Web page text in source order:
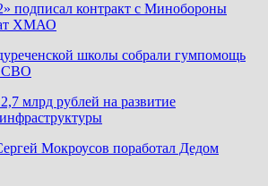
подписал контракт с Минобороны
ХМАО
школы собрали гумпомощь
СВО
млрд рублей на развитие
Мокроусов поработал Дедом